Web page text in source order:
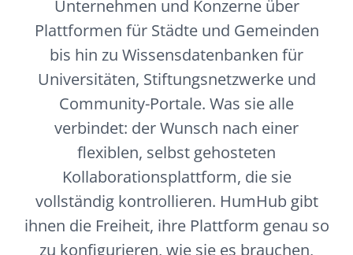
Kollaborationsplattform, die sie
vollständig kontrollieren. HumHub gibt
ihnen die Freiheit, ihre Plattform genau so
zu konfigurieren, wie sie es brauchen,
ohne Vendor Lock-in, ohne Kompromisse.
Mit HumHub Premium Support steht dir
unser Team jederzeit zur Verfügung: bei
Fragen, Konfiguration und allem, was
deinen Netzwerkbetrieb betrifft. Ob
Erstkonfiguration, Modul-Setup oder
laufender Betrieb: unsere Experten sind